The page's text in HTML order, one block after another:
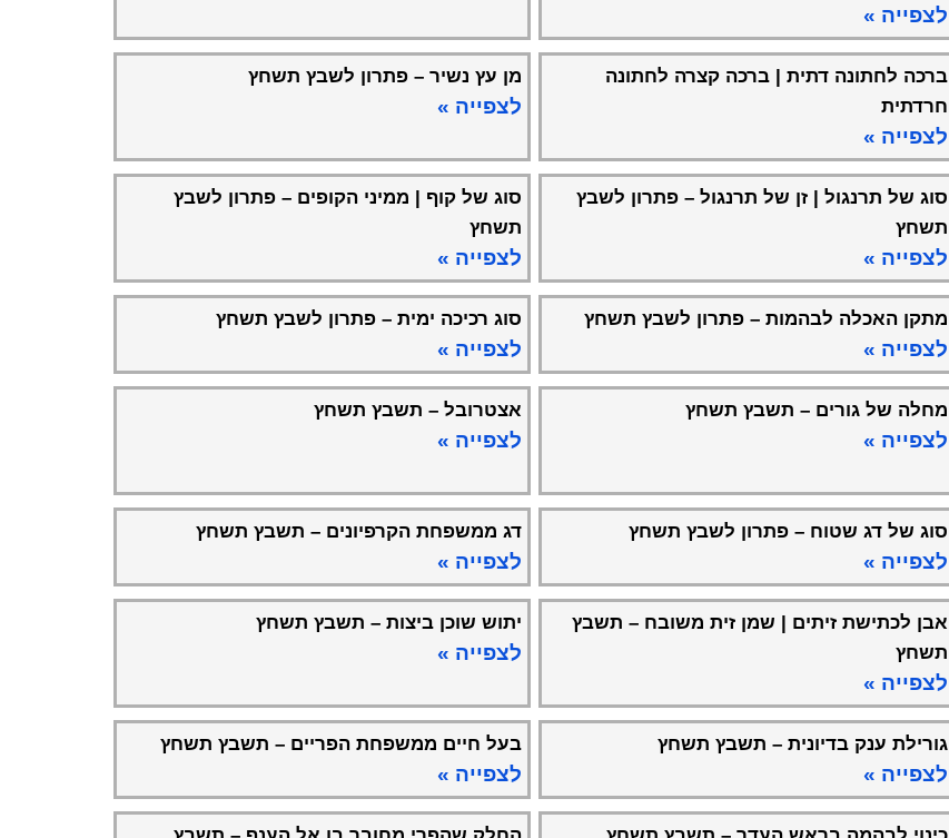
לצפייה »
ברכה לחתונה דתית | ברכה קצרה לחתונה
חרדתית
לצפייה »
מן עץ נשיר – פתרון לשבץ תשחץ
לצפייה »
סוג של תרנגול | זן של תרנגול – פתרון לשבץ
תשחץ
לצפייה »
סוג של קוף | ממיני הקופים – פתרון לשבץ
תשחץ
לצפייה »
מתקן האכלה לבהמות – פתרון לשבץ תשחץ
לצפייה »
סוג רכיכה ימית – פתרון לשבץ תשחץ
לצפייה »
מחלה של גורים – תשבץ תשחץ
לצפייה »
אצטרובל – תשבץ תשחץ
לצפייה »
סוג של דג שטוח – פתרון לשבץ תשחץ
לצפייה »
דג ממשפחת הקרפיונים – תשבץ תשחץ
לצפייה »
אבן לכתישת זיתים | שמן זית משובח – תשבץ
תשחץ
לצפייה »
יתוש שוכן ביצות – תשבץ תשחץ
לצפייה »
גורילת ענק בדיונית – תשבץ תשחץ
לצפייה »
בעל חיים ממשפחת הפריים – תשבץ תשחץ
לצפייה »